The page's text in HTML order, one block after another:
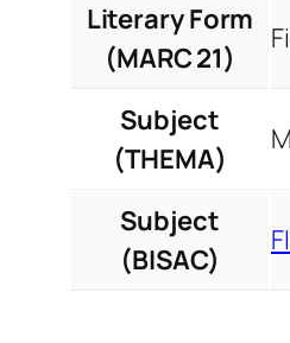
Literary Form
(MARC 21)
Subject
(THEMA)
Subject
(BISAC)